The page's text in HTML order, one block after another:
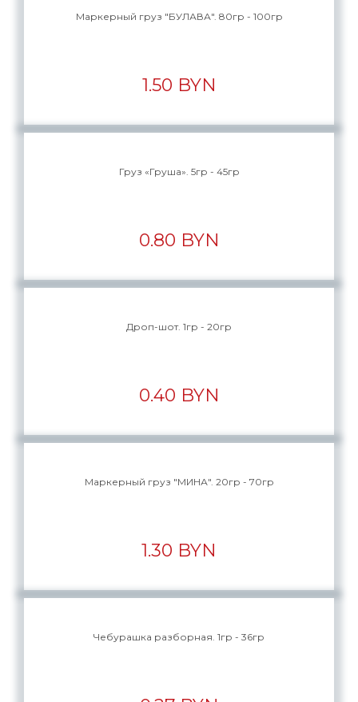
Маркерный груз "БУЛАВА". 80гр - 100гр
1.50 BYN
Груз «Груша». 5гр - 45гр
0.80 BYN
Дроп-шот. 1гр - 20гр
0.40 BYN
Маркерный груз "МИНА". 20гр - 70гр
1.30 BYN
Чебурашка разборная. 1гр - 36гр